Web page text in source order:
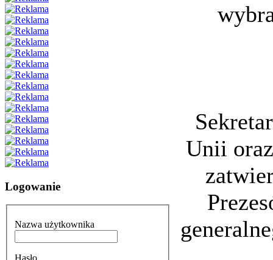
Logowanie
Nazwa użytkownika
Hasło
Unii